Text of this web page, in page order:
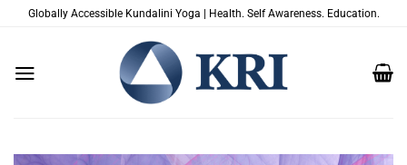
SaltarGlobally Accessible Kundalini Yoga | Health. Self Awareness. Education.